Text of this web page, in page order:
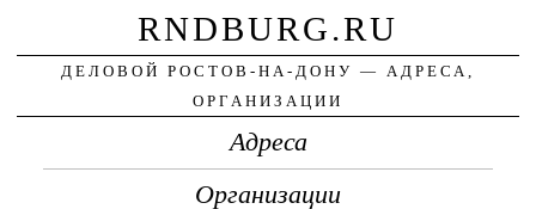
RNDBURG.RU
ДЕЛОВОЙ РОСТОВ-НА-ДОНУ — АДРЕСА,
ОРГАНИЗАЦИИ
Адреса
Организации